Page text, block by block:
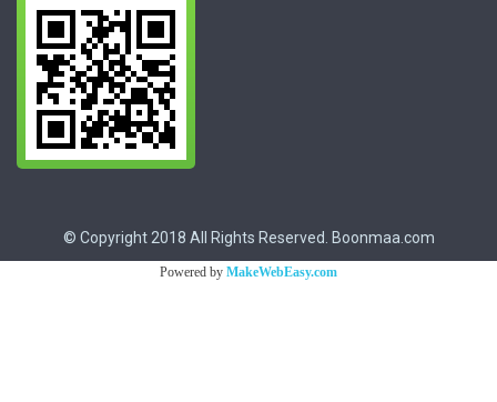
© Copyright 2018 All Rights Reserved. Boonmaa.com
Powered by MakeWebEasy.com